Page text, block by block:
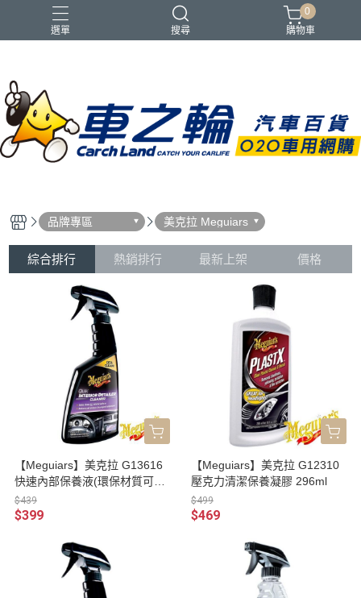
選單 搜尋
0
購物車
品牌專區 美克拉 Meguiars
綜合排行 熱銷排行 最新上架 價格
【Meguiars】美克拉 G13616
快速內部保養液(環保材質可用)
473ml
$439
$399
【Meguiars】美克拉 G12310
壓克力清潔保養凝膠 296ml
$499
$469